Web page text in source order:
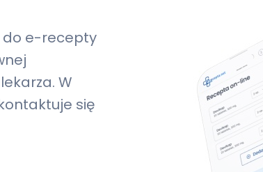
do e-recepty
W
się